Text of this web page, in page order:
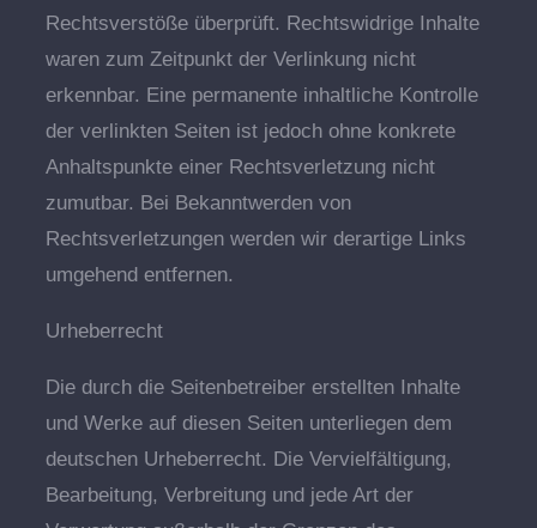
Rechtsverstöße überprüft. Rechtswidrige Inhalte
waren zum Zeitpunkt der Verlinkung nicht
erkennbar. Eine permanente inhaltliche Kontrolle
der verlinkten Seiten ist jedoch ohne konkrete
Anhaltspunkte einer Rechtsverletzung nicht
zumutbar. Bei Bekanntwerden von
Rechtsverletzungen werden wir derartige Links
umgehend entfernen.
Urheberrecht
Die durch die Seitenbetreiber erstellten Inhalte
und Werke auf diesen Seiten unterliegen dem
deutschen Urheberrecht. Die Vervielfältigung,
Bearbeitung, Verbreitung und jede Art der